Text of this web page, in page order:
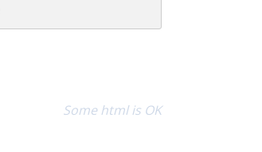
Some html is OK